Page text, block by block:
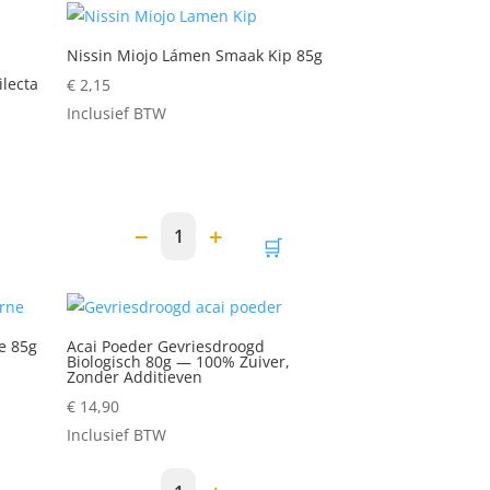
Nissin Miojo Lámen Smaak Kip 85g
€ 2,15
Inclusief BTW
− 1 + 🛒
85g
Acai Poeder Gevriesdroogd
Biologisch 80g — 100% Zuiver,
Zonder Additieven
€ 14,90
Inclusief BTW